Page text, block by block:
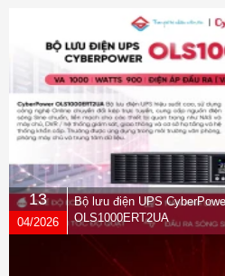
13
04/2026
Bộ lưu điện UPS
OLS1000ERT2UA